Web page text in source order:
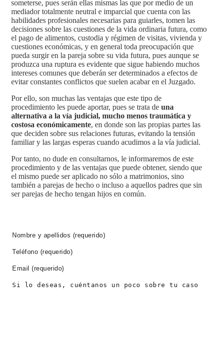
someterse, pues serán ellas mismas las que por medio de un
mediador totalmente neutral e imparcial que cuenta con las
habilidades profesionales necesarias para guiarles, tomen las
decisiones sobre las cuestiones de la vida ordinaria futura, como
el pago de alimentos, custodia y régimen de visitas, vivienda y
cuestiones económicas, y en general toda preocupación que
pueda surgir en la pareja sobre su vida futura, pues aunque se
produzca una ruptura es evidente que sigue habiendo muchos
intereses comunes que deberán ser determinados a efectos de
evitar constantes conflictos que suelen acabar en el Juzgado.
Por ello, son muchas las ventajas que este tipo de
procedimiento les puede aportar, pues se trata de una
alternativa a la vía judicial, mucho menos traumática y
costosa económicamente, en donde son las propias partes las
que deciden sobre sus relaciones futuras, evitando la tensión
familiar y las largas esperas cuando acudimos a la vía judicial.
Por tanto, no dude en consultarnos, le informaremos de este
procedimiento y de las ventajas que puede obtener, siendo que
el mismo puede ser aplicado no sólo a matrimonios, sino
también a parejas de hecho o incluso a aquellos padres que sin
ser parejas de hecho tengan hijos en común.